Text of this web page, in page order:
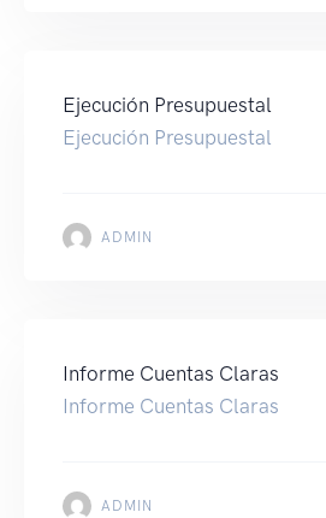
Ejecución Presupuestal
Ejecución Presupuestal
ADMIN
Informe Cuentas Claras
Informe Cuentas Claras
ADMIN